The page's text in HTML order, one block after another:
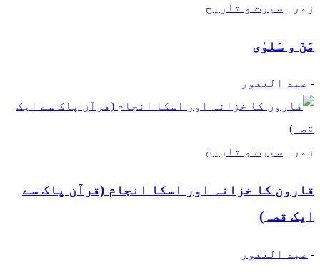
زمرہ سیرت و تاریخ
مَنّ و سَلوٰی
- عبد الغفور
زمرہ سیرت و تاریخ
قارون کا خزانہ اور اسکا انجام (قرآن پاک سے
ایک قصہ)
- عبد الغفور